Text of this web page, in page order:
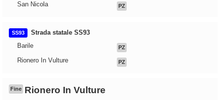
San Nicola PZ
SS93
Strada statale SS93
Barile
PZ
Rionero In Vulture PZ
Fine Rionero In Vulture